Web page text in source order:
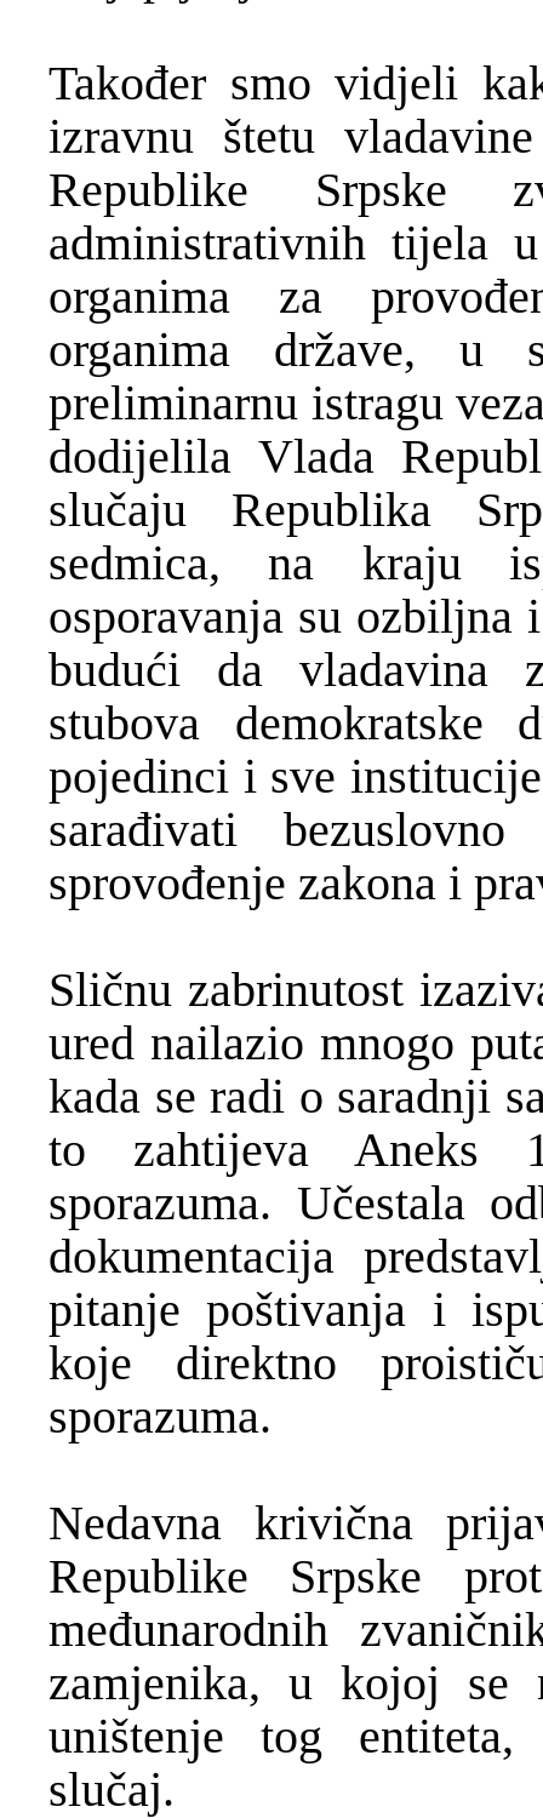
Također smo vidjeli
izravnu štetu
Republike Srpske
administrativnih tijela
organima za
organima države,
preliminarnu istragu
dodijelila Vlada
slučaju Republika
sedmica, na kraju
osporavanja su ozbiljna
budući da vladavina
stubova
pojedinci i sve
sarađivati
sprovođenje zakona i
Sličnu zabrinutost
ured nailazio mnogo
kada se radi o saradnji
to zahtijeva Aneks
sporazuma. Učestala
dokumentacija
pitanje poštivanja i
koje direktno
sporazuma.
Nedavna krivična
Republike Srpske
međunarodnih
zamjenika, u kojoj se
uništenje tog
slučaj.